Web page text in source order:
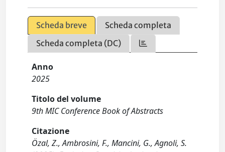
Scheda breve
Scheda completa
Scheda completa (DC)
Anno
2025
Titolo del volume
9th MIC Conference Book of Abstracts
Citazione
Özal, Z., Ambrosini, F., Mancini, G., Agnoli, S.